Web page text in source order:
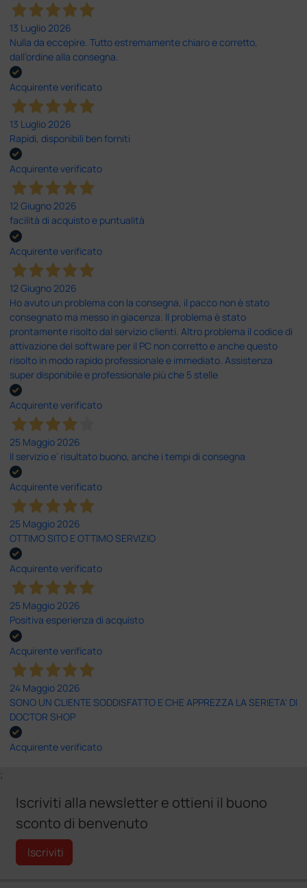
13 Luglio 2026
Nulla da eccepire. Tutto estremamente chiaro e corretto,
dall’ordine alla consegna.
Acquirente verificato
13 Luglio 2026
Rapidi, disponibili ben forniti
Acquirente verificato
12 Giugno 2026
facilità di acquisto e puntualità
Acquirente verificato
12 Giugno 2026
Ho avuto un problema con la consegna, il pacco non è stato
consegnato ma messo in giacenza. Il problema è stato
prontamente risolto dal servizio clienti. Altro problema il codice di
attivazione del software per il PC non corretto e anche questo
risolto in modo rapido professionale e immediato. Assistenza
super disponibile e professionale più che 5 stelle
Acquirente verificato
25 Maggio 2026
Il servizio e’ risultato buono, anche i tempi di consegna
Acquirente verificato
25 Maggio 2026
OTTIMO SITO E OTTIMO SERVIZIO
Acquirente verificato
25 Maggio 2026
Positiva esperienza di acquisto
Acquirente verificato
24 Maggio 2026
SONO UN CLIENTE SODDISFATTO E CHE APPREZZA LA SERIETA' DI
DOCTOR SHOP
Acquirente verificato
;
Iscriviti alla newsletter e ottieni il buono
sconto di benvenuto
Iscriviti